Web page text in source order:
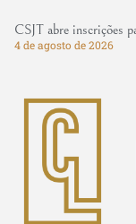
CSJT abre inscrições
4 de agosto de 2026